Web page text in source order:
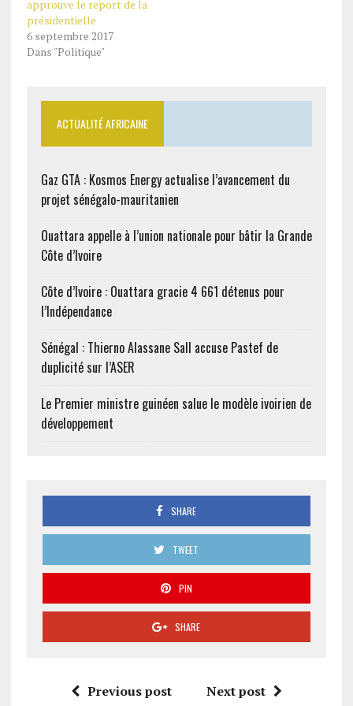
approuve le report de la
présidentielle
6 septembre 2017
Dans "Politique"
ACTUALITÉ AFRICAINE
Gaz GTA : Kosmos Energy actualise l’avancement du
projet sénégalo-mauritanien
Ouattara appelle à l’union nationale pour bâtir la Grande
Côte d’Ivoire
Côte d’Ivoire : Ouattara gracie 4 661 détenus pour
l’Indépendance
Sénégal : Thierno Alassane Sall accuse Pastef de
duplicité sur l’ASER
Le Premier ministre guinéen salue le modèle ivoirien de
développement
SHARE
TWEET
PIN
SHARE
Previous post Next post